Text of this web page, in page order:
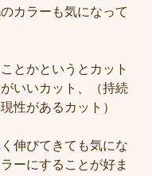
カラーも気になって
とかというとカット
いいカット、（持続
性があるカット）
伸びてきても気にな
ーにすることが好ま